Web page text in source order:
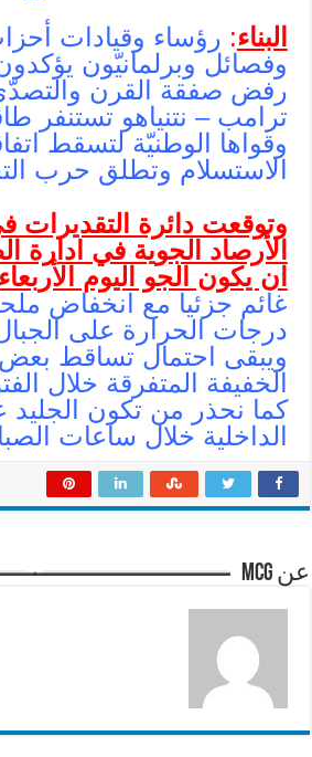
البناء: رؤساء وقيادات
وفصائل وبرلمانيّون يؤكدون
رفض صفقة القرن
ترامب – نتنياهو تستنفر
وقواها الوطنيّة لتسقط
الاستسلام وتطلق حرب
وتوقعت دائرة
الأرصاد الجوية في ادارة
ان يكون الجو اليوم الأربعاء
غائم جزئيا مع انخفاض
درجات الحرارة على
ويبقى احتمال تساقط بعض
الخفيفة المتفرقة خلال
كما نحذر من تكون
الداخلية خلال ساعات
عن mcg